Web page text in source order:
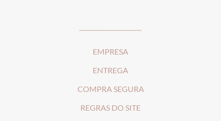
EMPRESA
ENTREGA
COMPRA SEGURA
REGRAS DO SITE